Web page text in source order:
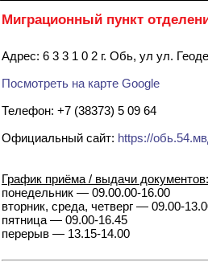
Миграционный пункт
Адрес: 6 3 3 1 0 2 г. Обь, ул ул.
Посмотреть на карте Google
Телефон: +7 (38373) 5 09 64
Официальный сайт: https://
График приёма / выдачи документов:
понедельник — 09.00.00-16.00
вторник, среда, четверг — 09.00-
пятница — 09.00-16.45
перерыв — 13.15-14.00